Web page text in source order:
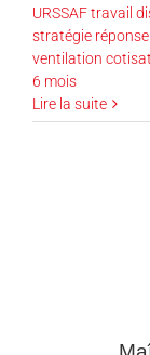
URSSAF travail
stratégie réponse
ventilation
6 mois
Lire la suite